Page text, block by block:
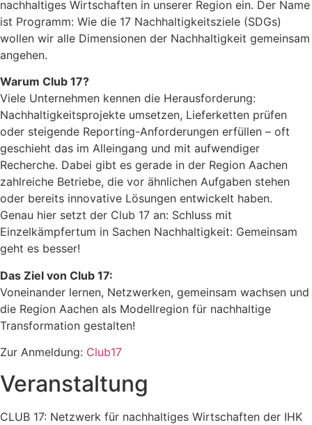
nachhaltiges Wirtschaften in unserer Region ein. Der Name
ist Programm: Wie die 17 Nachhaltigkeitsziele (SDGs)
wollen wir alle Dimensionen der Nachhaltigkeit gemeinsam
angehen.
Warum Club 17?
Viele Unternehmen kennen die Herausforderung:
Nachhaltigkeitsprojekte umsetzen, Lieferketten prüfen
oder steigende Reporting-Anforderungen erfüllen – oft
geschieht das im Alleingang und mit aufwendiger
Recherche. Dabei gibt es gerade in der Region Aachen
zahlreiche Betriebe, die vor ähnlichen Aufgaben stehen
oder bereits innovative Lösungen entwickelt haben.
Genau hier setzt der Club 17 an: Schluss mit
Einzelkämpfertum in Sachen Nachhaltigkeit: Gemeinsam
geht es besser!
Das Ziel von Club 17:
Voneinander lernen, Netzwerken, gemeinsam wachsen und
die Region Aachen als Modellregion für nachhaltige
Transformation gestalten!
Zur Anmeldung: Club17
Veranstaltung
CLUB 17: Netzwerk für nachhaltiges Wirtschaften der IHK